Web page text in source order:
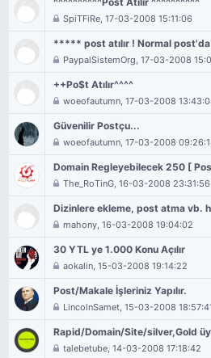
SpiTFiRe, 17-03-2008 15:11:06
***** post atılır ! Normal post'da
PaypalSistemOrg, 17-03-2008
++Po$t Atılır^^^^
woeofautumn, 17-03-2008
Güvenilir Postçu...
woeofautumn, 17-03-2008
Domain Regleyebilecek 250 [
The_RoTinG, 16-03-2008 23:31:56
Dizinlere ekleme, post atma vb.
mahony, 16-03-2008 19:04:02
30 YTL ye 1.000 Konu Açılır
aokalin, 15-03-2008 19:14:22
Post/Makale İşleriniz Yapılır.
LincolnSamet, 15-03-2008
Rapid/Domain/Site/silver,Gold üye
talebetube, 14-03-2008 17:18:42